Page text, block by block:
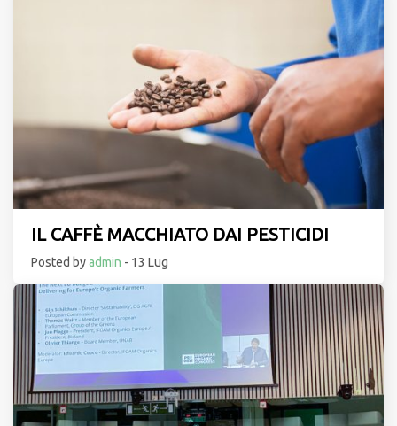
IL CAFFÈ MACCHIATO DAI PESTICIDI
Posted byadmin - 13 Lug